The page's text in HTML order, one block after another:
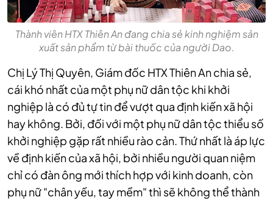
Thành viên HTX Thiên An đang chia sẻ kinh nghiệm sản
xuất sản phẩm từ bài thuốc của người Dao.
Chị Lý Thị Quyên, Giám đốc HTX Thiên An chia sẻ,
cái khó nhất của một phụ nữ dân tộc khi khởi
nghiệp là có đủ tự tin để vượt qua định kiến xã hội
hay không. Bởi, đối với một phụ nữ dân tộc thiểu số
khởi nghiệp gặp rất nhiều rào cản. Thứ nhất là áp lực
về định kiến của xã hội, bởi nhiều người quan niệm
chỉ có đàn ông mới thích hợpvới kinh doanh, còn
phụ nữ "chân yếu, tay mềm" thì sẽ không thể thành